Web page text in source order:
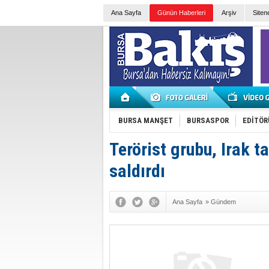
Ana Sayfa Günün Haberleri Arşiv
BURSA MANŞET BURSASPOR
Terörist grubu, Irak
saldırdı
Ana Sayfa » Gündem